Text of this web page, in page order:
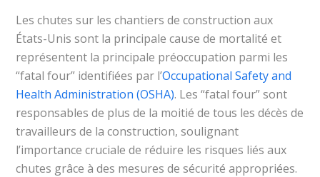
Les chutes sur les chantiers de construction aux
États-Unis sont la principale cause de mortalité et
représentent la principale préoccupation parmi les
“fatal four” identifiées par l’Occupational Safety and
Health Administration (OSHA). Les “fatal four” sont
responsables de plus de la moitié de tous les décès de
travailleurs de la construction, soulignant
l’importance cruciale de réduire les risques liés aux
chutes grâce à des mesures de sécurité appropriées.